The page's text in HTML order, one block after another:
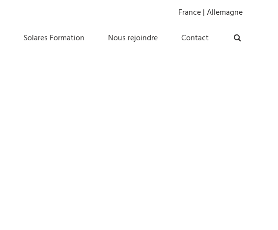
France|Allemagne
Solares Formation Nous rejoindre Contact